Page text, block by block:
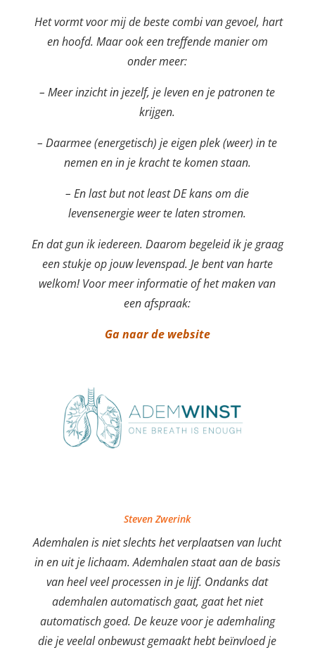
Het vormt voor mij de beste combi van gevoel, hart
en hoofd. Maar ook een treffende manier om
onder meer:
– Meer inzicht in jezelf, je leven en je patronen te
krijgen.
– Daarmee (energetisch) je eigen plek (weer) in te
nemen en in je kracht te komen staan.
– En last but not least DE kans om die
levensenergie weer te laten stromen.
En dat gun ik iedereen. Daarom begeleid ik je graag
een stukje op jouw levenspad. Je bent van harte
welkom! Voor meer informatie of het maken van
een afspraak:
Ga naar de website
Steven Zwerink
Ademhalen is niet slechts het verplaatsen van lucht
in en uit je lichaam. Ademhalen staat aan de basis
van heel veel processen in je lijf. Ondanks dat
ademhalen automatisch gaat, gaat het niet
automatisch goed. De keuze voor je ademhaling
die je veelal onbewust gemaakt hebt beïnvloed je